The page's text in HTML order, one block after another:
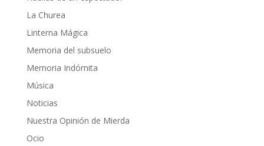
La Churea
Linterna Mágica
Memoria del subsuelo
Memoria Indómita
Música
Noticias
Nuestra Opinión de Mierda
Ocio